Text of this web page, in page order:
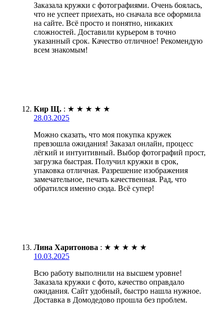
Заказала кружки с фотографиями. Очень боялась,
что не успеет приехать, но сначала все оформила
на сайте. Всё просто и понятно, никаких
сложностей. Доставили курьером в точно
указанный срок. Качество отличное! Рекомендую
всем знакомым!
Кир Щ. : ★ ★ ★ ★ ★
28.03.2025
Можно сказать, что моя покупка кружек
превзошла ожидания! Заказал онлайн, процесс
лёгкий и интуитивный. Выбор фотографий прост,
загрузка быстрая. Получил кружки в срок,
упаковка отличная. Разрешение изображения
замечательное, печать качественная. Рад, что
обратился именно сюда. Всё супер!
Лина Харитонова : ★ ★ ★ ★ ★
10.03.2025
Всю работу выполнили на высшем уровне!
Заказала кружки с фото, качество оправдало
ожидания. Сайт удобный, быстро нашла нужное.
Доставка в Домодедово прошла без проблем.